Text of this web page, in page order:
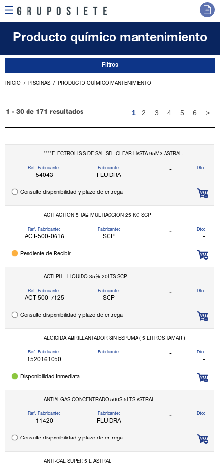
Producto químico mantenimiento
Filtros
INICIO PISCINAS PRODUCTO QUÍMICO MANTENIMIENTO
1 - 30 de 171 resultados 1 2 3 4 5 6 >
****ELECTROLISIS DE SAL SEL CLEAR HASTA 95M3 ASTRAL.
Ref. Fabricante:
54043
Fabricante:
FLUIDRA
- Dto:
-
Consulte disponibilidad y plazo de entrega
ACTI ACTION 5 TAB MULTIACCION 25 KG SCP
Ref. Fabricante:
ACT-500-0616
Fabricante:
SCP
- Dto:
-
Pendiente de Recibir
ACTI PH - LIQUIDO 35% 20LTS SCP
Ref. Fabricante:
ACT-500-7125
Fabricante:
SCP
- Dto:
-
Consulte disponibilidad y plazo de entrega
ALGICIDA ABRILLANTADOR SIN ESPUMA ( 5 LITROS TAMAR )
Ref. Fabricante:
1520161050
Fabricante: - Dto:
-
Disponibilidad Inmediata
ANTIALGAS CONCENTRADO 500S 5LTS ASTRAL
Ref. Fabricante:
11420
Fabricante:
FLUIDRA
- Dto:
-
Consulte disponibilidad y plazo de entrega
ANTI-CAL SUPER 5 L ASTRAL